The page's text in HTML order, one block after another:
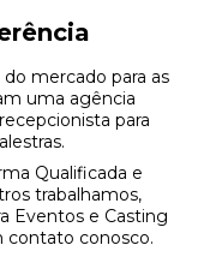
mercado para as
uma agência
para
Qualificada e
trabalhamos,
Eventos e Casting
contato conosco.